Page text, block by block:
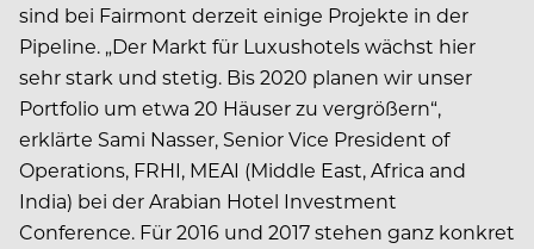
sind bei Fairmont derzeit einige Projekte in der
Pipeline. „Der Markt für Luxushotels wächst hier
sehr stark und stetig. Bis 2020 planen wir unser
Portfolio um etwa 20 Häuser zu vergrößern“,
erklärte Sami Nasser, Senior Vice President of
Operations, FRHI, MEAI (Middle East, Africa and
India) bei der Arabian Hotel Investment
Conference. Für 2016 und 2017 stehen ganz konkret